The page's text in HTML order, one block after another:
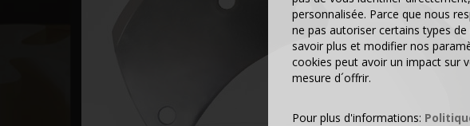
personnalisée. Parce que nous
ne pas autoriser certains types
savoir plus et modifier nos
cookies peut avoir un impact sur
mesure d´offrir.
Pour plus d'informations: